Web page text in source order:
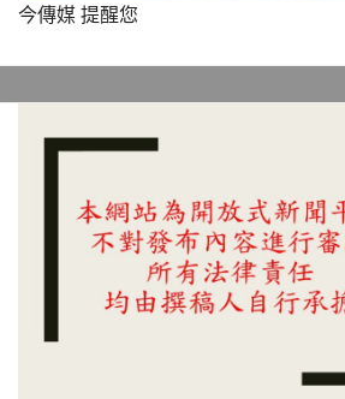
今傳媒 提醒您